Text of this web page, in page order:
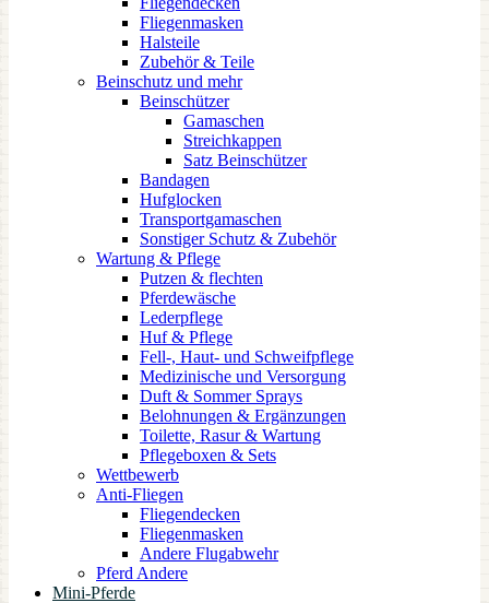
Fliegenmasken
Halsteile
Zubehör & Teile
Beinschutz und mehr
Beinschützer
Gamaschen
Streichkappen
Satz Beinschützer
Bandagen
Hufglocken
Transportgamaschen
Sonstiger Schutz & Zubehör
Wartung & Pflege
Putzen & flechten
Pferdewäsche
Lederpflege
Huf & Pflege
Fell-, Haut- und Schweifpflege
Medizinische und Versorgung
Duft & Sommer Sprays
Belohnungen & Ergänzungen
Toilette, Rasur & Wartung
Pflegeboxen & Sets
Wettbewerb
Anti-Fliegen
Fliegendecken
Fliegenmasken
Andere Flugabwehr
Pferd Andere
Mini-Pferde